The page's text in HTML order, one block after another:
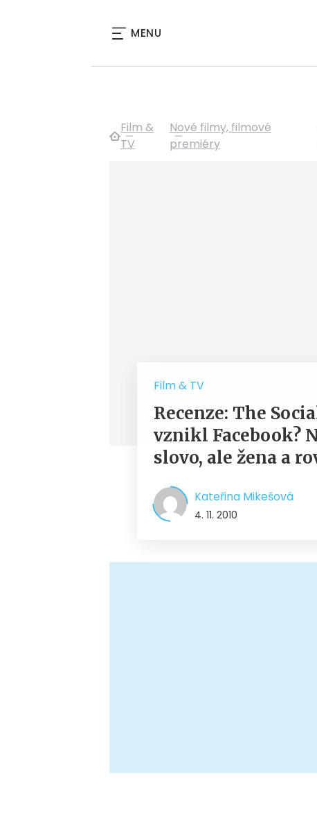
MENU
Film &
TV
Nové filmy, filmové
premiéry
Film & TV
Recenze: The
vznikl Facebook?
slovo, ale žena a
Kateřina Mikešová
4. 11. 2010